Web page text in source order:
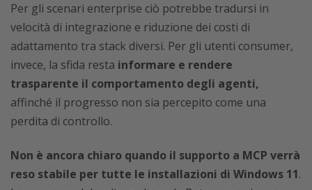
Per gli scenari enterprise ciò potrebbe tradursi in
velocità di integrazione e riduzione dei costi di
adattamento tra stack diversi. Per gli utenti consumer,
invece, la sfida resta informare e rendere
trasparente il comportamento degli agenti,
affinché il progresso non sia percepito come una
perdita di controllo.
Non è ancora chiaro quando il supporto a MCP verrà
reso stabile per tutte le installazioni di Windows 11.